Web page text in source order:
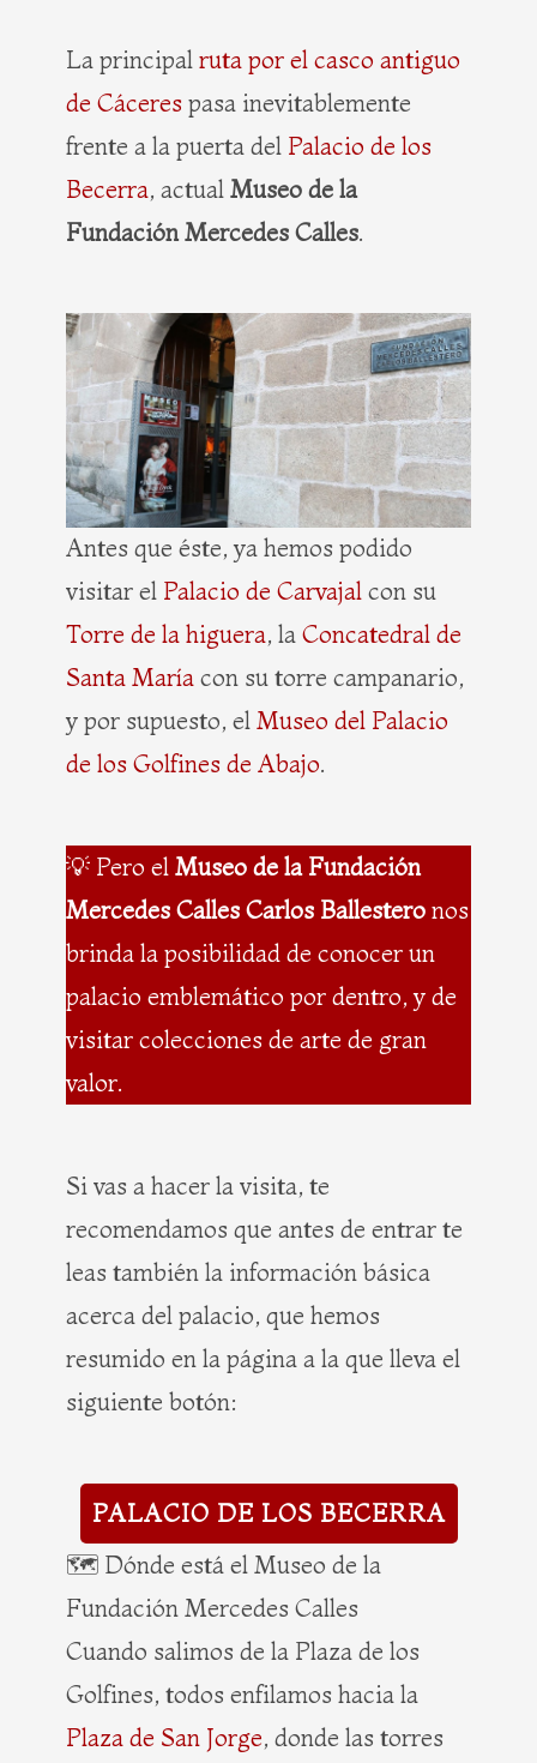
o
k
t
e
r
r
e
s
t
r
a
m
La principal ruta por el casco antiguo
de Cáceres pasa inevitablemente
frente a la puerta del Palacio de los
Becerra, actual Museo de la
Fundación Mercedes Calles.
Antes que éste, ya hemos podido
visitar el Palacio de Carvajal con su
Torre de la higuera, la Concatedral de
Santa María con su torre campanario,
y por supuesto, el Museo del Palacio
de los Golfines de Abajo.
💡 Pero el Museo de la Fundación
Mercedes Calles Carlos Ballestero nos
brinda la posibilidad de conocer un
palacio emblemático por dentro, y de
visitar colecciones de arte de gran
valor.
Si vas a hacer la visita, te
recomendamos que antes de entrar te
leas también la información básica
acerca del palacio, que hemos
resumido en la página a la que lleva el
siguiente botón:
PALACIO DE LOS BECERRA
🗺️ Dónde está el Museo de la
Fundación Mercedes Calles
Cuando salimos de la Plaza de los
Golfines, todos enfilamos hacia la
Plaza de San Jorge, donde las torres